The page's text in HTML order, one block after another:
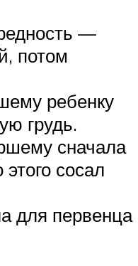
—
потом
ребенку
грудь.
сначала
сосал
для первенца